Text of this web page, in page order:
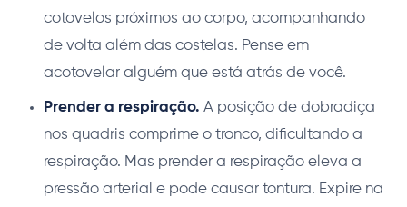
cotovelos próximos ao corpo, acompanhando
de volta além das costelas. Pense em
acotovelar alguém que está atrás de você.
Prender a respiração. A posição de dobradiça
nos quadris comprime o tronco, dificultando a
respiração. Mas prender a respiração eleva a
pressão arterial e pode causar tontura. Expire na